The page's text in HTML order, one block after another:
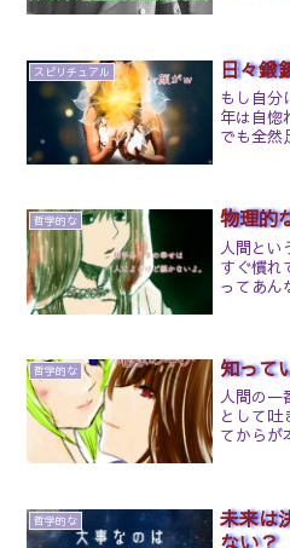
達し、
スピリチュアル 日々鍛
もし自分
年は自惚
でも全然
れと別に
哲学的な 物理的
人間とい
すぐ慣れ
ってあん
続きます
哲学的な 知って
人間の一
として吐
てからが
「は？一
哲学的な
未来は
ない？
●